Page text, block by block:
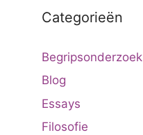
Categorieën
Begripsonderzoek
Blog
Essays
Filosofie